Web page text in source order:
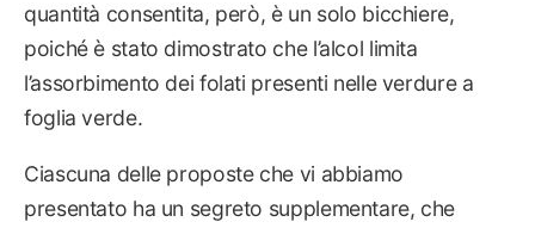
quantità consentita, però, è un solo bicchiere,
poiché è stato dimostrato che l’alcol limita
l’assorbimento dei folati presenti nelle verdure a
foglia verde.
Ciascuna delle proposte che vi abbiamo
presentato ha un segreto supplementare, che